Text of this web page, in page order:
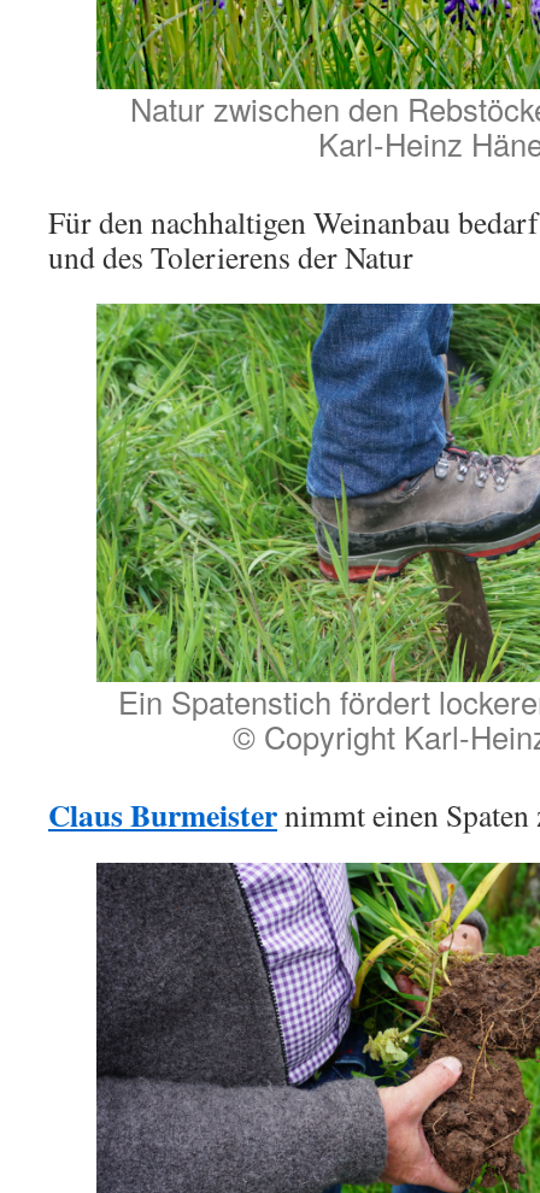
Natur zwischen den
Karl-Heinz
Für den nachhaltigen Weinanbau
und des Tolerierens der Natur
Ein Spatenstich fördert
© Copyright Karl-
Claus Burmeisternimmt einen